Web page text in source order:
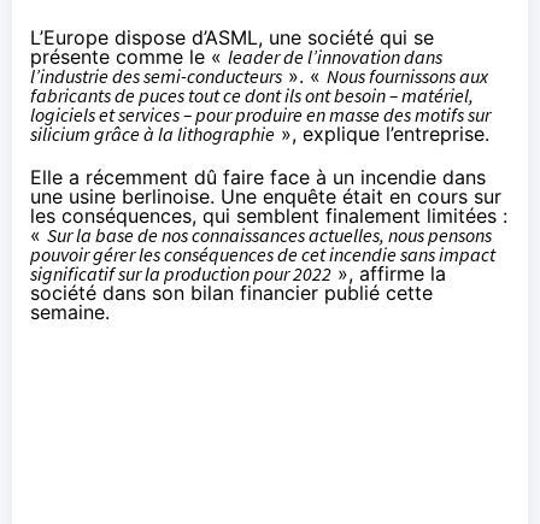
L’Europe dispose d’ASML, une société qui se
présente comme le « leader de l’innovation dans
l’industrie des semi-conducteurs ». « Nous fournissons aux
fabricants de puces tout ce dont ils ont besoin – matériel,
logiciels et services – pour produire en masse des motifs sur
silicium grâce à la lithographie », explique l’entreprise.
Elle a récemment dû faire face à un incendie dans
une usine berlinoise. Une enquête était en cours sur
les conséquences, qui semblent finalement limitées :
« ‎Sur la base de nos connaissances actuelles, nous pensons
pouvoir gérer les conséquences de cet incendie sans impact
significatif sur la production pour 2022 », affirme la
société dans son bilan financier publié cette
semaine.